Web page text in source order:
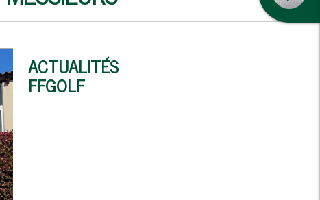
ACTUALITÉS
FFGOLF